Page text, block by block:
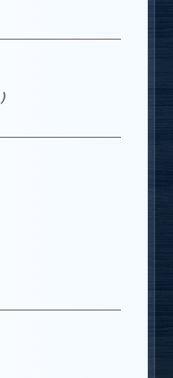
)